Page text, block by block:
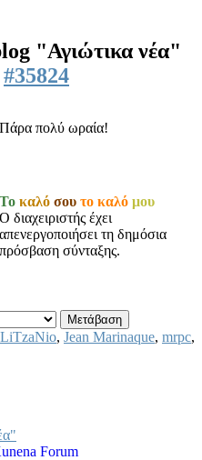
"Αγιώτικα νέα"
#35824
Πάρα πολύ ωραία!
Το καλό σου το καλό μου
Ο διαχειριστής έχει
απενεργοποιήσει τη δημόσια
πρόσβαση σύνταξης.
, Jean Marinaque, mrpc,
Forum